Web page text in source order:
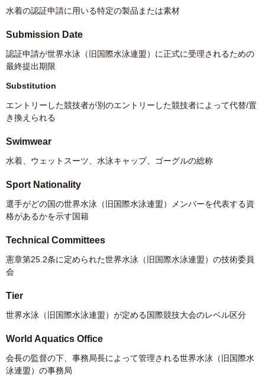
水着の認証申請に用いる特定の製品または素材
Submission Date
認証申請が世界水泳（旧国際水泳連盟）に正式に受理されるための
最終提出期限
Substitution
エントリーした競技者が別のエントリーした競技者によって代替/置
き換えられる
Swimwear
水着、ウェットスーツ、水泳キャップ、ゴーグルの総称
Sport Nationality
選手がどの国の世界水泳（旧国際水泳連盟）メンバーを代表する資
格があるかを示す国籍
Technical Committees
憲章第25.2条に定められた世界水泳（旧国際水泳連盟）の技術委員
会
Tier
世界水泳（旧国際水泳連盟）が定める国際競技大会のレベル区分
World Aquatics Office
会長の監督の下、事務局長によって管理される世界水泳（旧国際水
泳連盟）の事務局